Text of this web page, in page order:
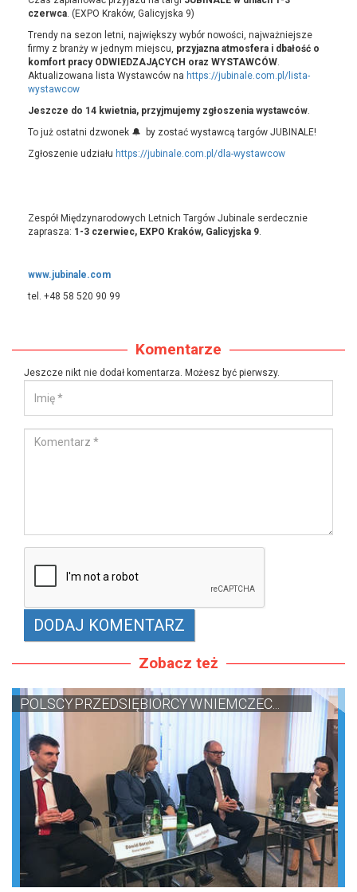
czerwca. (EXPO Kraków, Galicyjska 9)
Trendy na sezon letni, największy wybór nowości, najważniejsze
firmy z branży w jednym miejscu, przyjazna atmosfera i dbałość o
komfort pracy ODWIEDZAJĄCYCH oraz WYSTAWCÓW.
Aktualizowana lista Wystawców na https://jubinale.com.pl/lista-
wystawcow
Jeszcze do 14 kwietnia, przyjmujemy zgłoszenia wystawców.
To już ostatni dzwonek 🔔 by zostać wystawcą targów JUBINALE!
Zgłoszenie udziału https://jubinale.com.pl/dla-wystawcow
Zespół Międzynarodowych Letnich Targów Jubinale serdecznie
zaprasza: 1-3 czerwiec, EXPO Kraków, Galicyjska 9.
www.jubinale.com
tel. +48 58 520 90 99
Komentarze
Jeszcze nikt nie dodał komentarza. Możesz być pierwszy.
Zobacz też
POLSCY PRZEDSIĘBIORCY W NIEMCZEC...